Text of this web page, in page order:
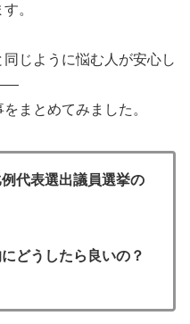
。
じように悩む人が安心し
まとめてみました。
代表選出議員選挙の
どうしたら良いの？